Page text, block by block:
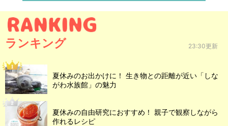
ランキング 23:30更新
夏休みのお出かけに！ 生き物との距離が近い「しな
がわ水族館」の魅力
夏休みの自由研究におすすめ！ 親子で観察しながら
作れるレシピ